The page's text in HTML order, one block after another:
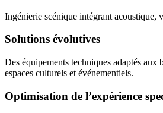
Ingénierie scénique intégrant acoustique,
Solutions évolutives
Des équipements techniques adaptés aux
espaces culturels et événementiels.
Optimisation de l’expérience